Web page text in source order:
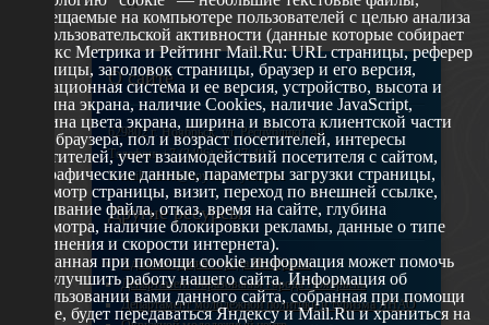
О сайте
629802 г. Ноябрьск, ул. Республики, 49
Телефон: +7 (3496) 35-37-49
E-mail: udsm@noyabrsk.yanao.ru
Другие ресурсы
Администрация города Ноябрьска
Департамент образования города Ноябрьска
Департамент молодежной политики и туризма ЯНАО
размещаемые на компьютере пользователей с целью анализа
их пользовательской активности (данные которые собирает
Яндекс Метрика и Рейтинг Mail.Ru: URL страницы, реферер
страницы, заголовок страницы, браузер и его версия,
операционная система и ее версия, устройство, высота и
ширина экрана, наличие Cookies, наличие JavaScript,
глубина цвета экрана, ширина и высота клиентской части
окна браузера, пол и возраст посетителей, интересы
посетителей, учет взаимодействий посетителя с сайтом,
географические данные, параметры загрузки страницы,
просмотр страницы, визит, переход по внешней ссылке,
cкачивание файла, отказ, время на сайте, глубина
просмотра, наличие блокировки рекламы, данные о типе
соединения и скорости интернета).
Собранная при помощи cookie информация может помочь
нам улучшить работу нашего сайта. Информация об
использовании вами данного сайта, собранная при помощи
cookie, будет передаваться Яндексу и Mail.Ru и храниться на